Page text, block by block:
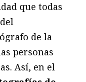
que todas
de la
personas
Así, en el